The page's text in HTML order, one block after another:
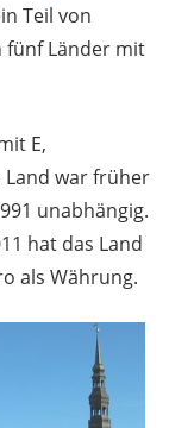
Teil von
fünf Länder mit
E,
Land war früher
unabhängig.
hat das Land
als Währung.